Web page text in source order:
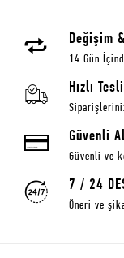
Değişim
14 Gün
Hızlı
Güvenli
Güvenli ve
7 / 24
Öneri ve